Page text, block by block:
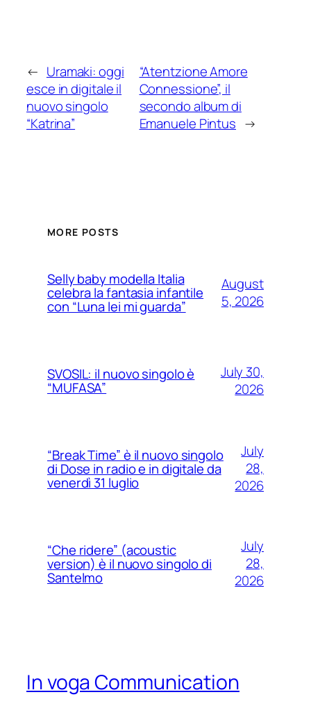
← Uramaki: oggi
esce in digitale il
nuovo singolo
“Katrina”
“Atentzione Amore
Connessione”, il
secondo album di
Emanuele Pintus →
MORE POSTS
Selly baby modella Italia
celebra la fantasia infantile
con “Luna lei mi guarda”
August
5, 2026
SVOSIL: il nuovo singolo è
“MUFASA”
July 30,
2026
“Break Time” è il nuovo singolo
di Dose in radio e in digitale da
venerdì 31 luglio
July
28,
2026
“Che ridere” (acoustic
version) è il nuovo singolo di
Santelmo
July
28,
2026
In voga Communication